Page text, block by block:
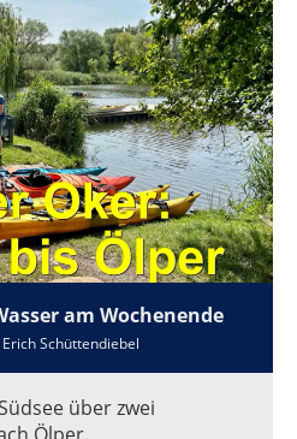
am Wochenende
Schüttendiebel
über zwei